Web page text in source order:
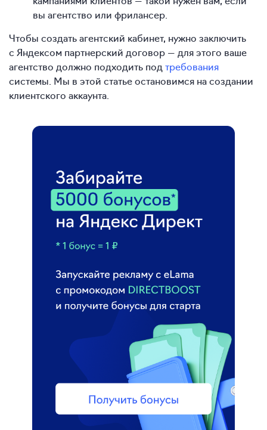
вы агентство или фрилансер.
Чтобы создать агентский кабинет, нужно заключить
с Яндексом партнерский договор — для этого ваше
агентство должно подходить под требования
системы. Мы в этой статье остановимся на создании
клиентского аккаунта.